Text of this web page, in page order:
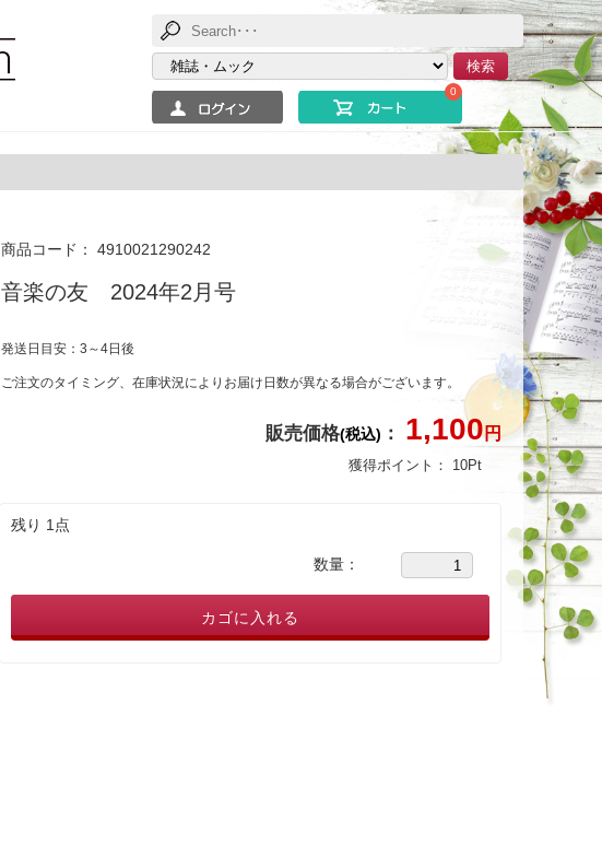
検索
0
商品コード： 4910021290242
音楽の友 2024年2月号
発送日目安：3～4日後
ご注文のタイミング、在庫状況によりお届け日数が異なる場合がございます。
販売価格(税込) ： 1,100円
獲得ポイント： 10Pt
残り 1点
数量：
カゴに入れる